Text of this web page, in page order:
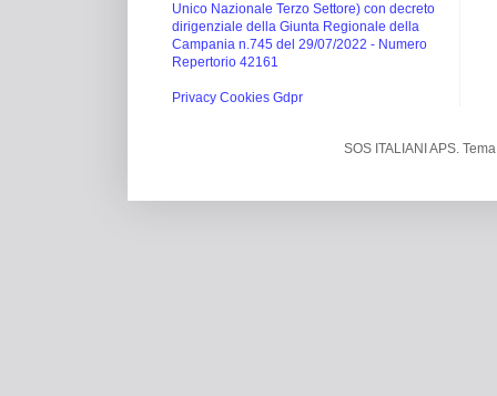
Unico Nazionale Terzo Settore) con decreto
dirigenziale della Giunta Regionale della
Campania n.745 del 29/07/2022 - Numero
Repertorio 42161
Privacy Cookies Gdpr
SOS ITALIANI APS.